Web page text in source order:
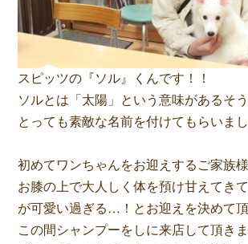
スピッツの『ソル』くんです！！
ソルとは「太陽」という意味があるそう
とっても素敵な名前を付けてもらいまし
初めてワンちゃんをお迎えするご家族
お膝の上で大人しく体を預け甘えてき
が可愛い過ぎる…！とお迎えを決めて頂
この間シャンプーをしに来店して頂き